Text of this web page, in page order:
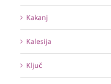
Kakanj
Kalesija
Ključ